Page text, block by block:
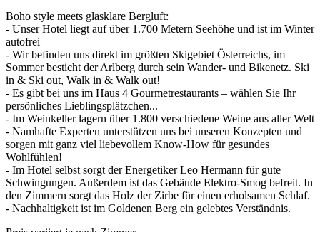
Boho style meets glasklare Bergluft:
- Unser Hotel liegt auf über 1.700 Metern Seehöhe und ist im Winter
autofrei
- Wir befinden uns direkt im größten Skigebiet Österreichs, im
Sommer besticht der Arlberg durch sein Wander- und Bikenetz. Ski
in & Ski out, Walk in & Walk out!
- Es gibt bei uns im Haus 4 Gourmetrestaurants – wählen Sie Ihr
persönliches Lieblingsplätzchen...
- Im Weinkeller lagern über 1.800 verschiedene Weine aus aller Welt
- Namhafte Experten unterstützen uns bei unseren Konzepten und
sorgen mit ganz viel liebevollem Know-How für gesundes
Wohlfühlen!
- Im Hotel selbst sorgt der Energetiker Leo Hermann für gute
Schwingungen. Außerdem ist das Gebäude Elektro-Smog befreit. In
den Zimmern sorgt das Holz der Zirbe für einen erholsamen Schlaf.
- Nachhaltigkeit ist im Goldenen Berg ein gelebtes Verständnis.